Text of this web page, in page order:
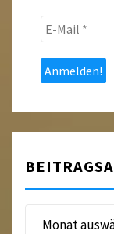
E-
*
Beitragsarchiv